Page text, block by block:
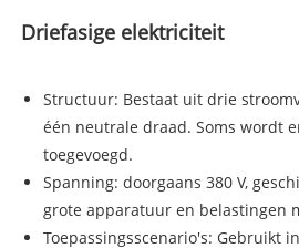
Driefasige elektriciteit
Structuur: Bestaat uit drie
één neutrale draad. Soms wordt
toegevoegd.
Spanning: doorgaans 380 V,
grote apparatuur en belastingen
Toepassingsscenario's: Gebruikt